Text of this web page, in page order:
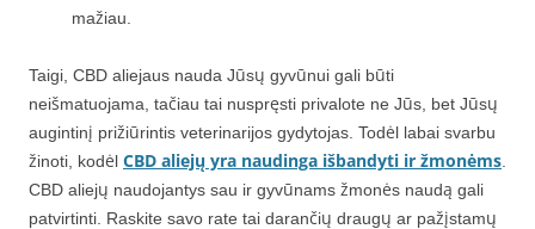
mažiau.
Taigi, CBD aliejaus nauda Jūsų gyvūnui gali būti
neišmatuojama, tačiau tai nuspręsti privalote ne Jūs, bet Jūsų
augintinį prižiūrintis veterinarijos gydytojas. Todėl labai svarbu
žinoti, kodėl CBD aliejų yra naudinga išbandyti ir žmonėms
CBD aliejų naudojantys sau ir gyvūnams žmonės naudą gali
patvirtinti. Raskite savo rate tai darančių draugų ar pažįstamų